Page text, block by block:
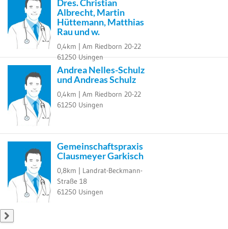
Dres. Christian
Albrecht, Martin
Hüttemann, Matthias
Rau und w.
0,4km | Am Riedborn 20-22
61250 Usingen
Andrea Nelles-Schulz
und Andreas Schulz
0,4km | Am Riedborn 20-22
61250 Usingen
Gemeinschaftspraxis
Clausmeyer Garkisch
0,8km | Landrat-Beckmann-
Straße 18
61250 Usingen